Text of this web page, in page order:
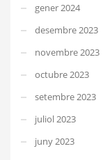
gener 2024
desembre 2023
novembre 2023
octubre 2023
setembre 2023
juliol 2023
juny 2023